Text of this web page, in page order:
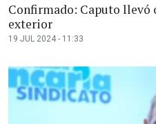
Confirmado: Caputo llevó
exterior
19 JUL 2024 - 11:33